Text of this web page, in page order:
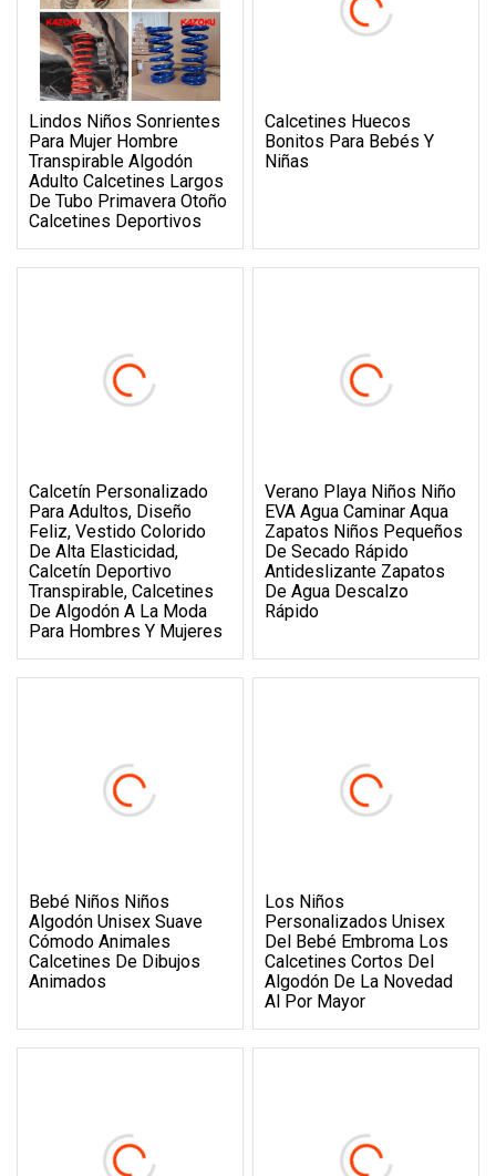
Lindos Niños Sonrientes
Para Mujer Hombre
Transpirable Algodón
Adulto Calcetines Largos
De Tubo Primavera Otoño
Calcetines Deportivos
Calcetines Huecos
Bonitos Para Bebés Y
Niñas
Calcetín Personalizado
Para Adultos, Diseño
Feliz, Vestido Colorido
De Alta Elasticidad,
Calcetín Deportivo
Transpirable, Calcetines
De Algodón A La Moda
Para Hombres Y Mujeres
Verano Playa Niños Niño
EVA Agua Caminar Aqua
Zapatos Niños Pequeños
De Secado Rápido
Antideslizante Zapatos
De Agua Descalzo
Rápido
Bebé Niños Niños
Algodón Unisex Suave
Cómodo Animales
Calcetines De Dibujos
Animados
Los Niños
Personalizados Unisex
Del Bebé Embroma Los
Calcetines Cortos Del
Algodón De La Novedad
Al Por Mayor